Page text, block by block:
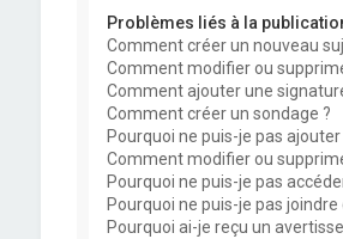
Problèmes liés à la
Comment créer un nouveau
Comment modifier ou
Comment ajouter une
Comment créer un sondage ?
Pourquoi ne puis-je pas
Comment modifier ou
Pourquoi ne puis-je pas
Pourquoi ne puis-je pas
Pourquoi ai-je reçu un